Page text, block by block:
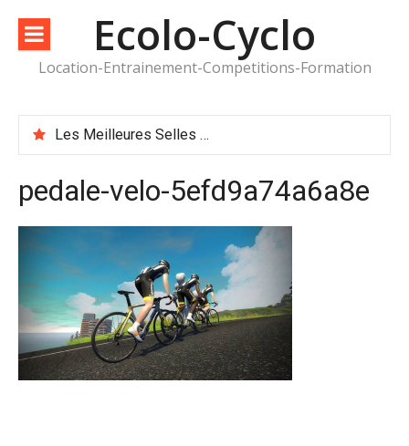
contenu
Ecolo-Cyclo
Location-Entrainement-Competitions-Formation
Les Meilleures Selles de Vélo Périneales
pedale-velo-5efd9a74a6a8e